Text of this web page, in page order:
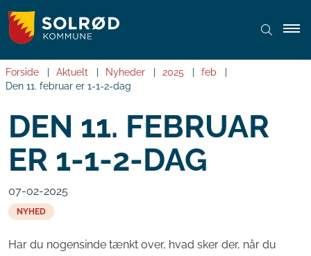
Forside Aktuelt Nyheder 2025
feb
Den 11. februar er 1-1-2-dag
DEN 11. FEBRUAR
ER 1-1-2-DAG
07-02-2025
NYHED
Har du nogensinde tænkt over, hvad sker der, når du